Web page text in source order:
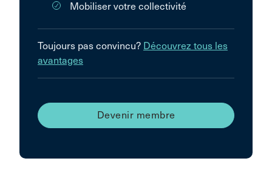
Mobiliser votre collectivité
Toujours pas convincu? Découvrez tous les
avantages
Devenir membre